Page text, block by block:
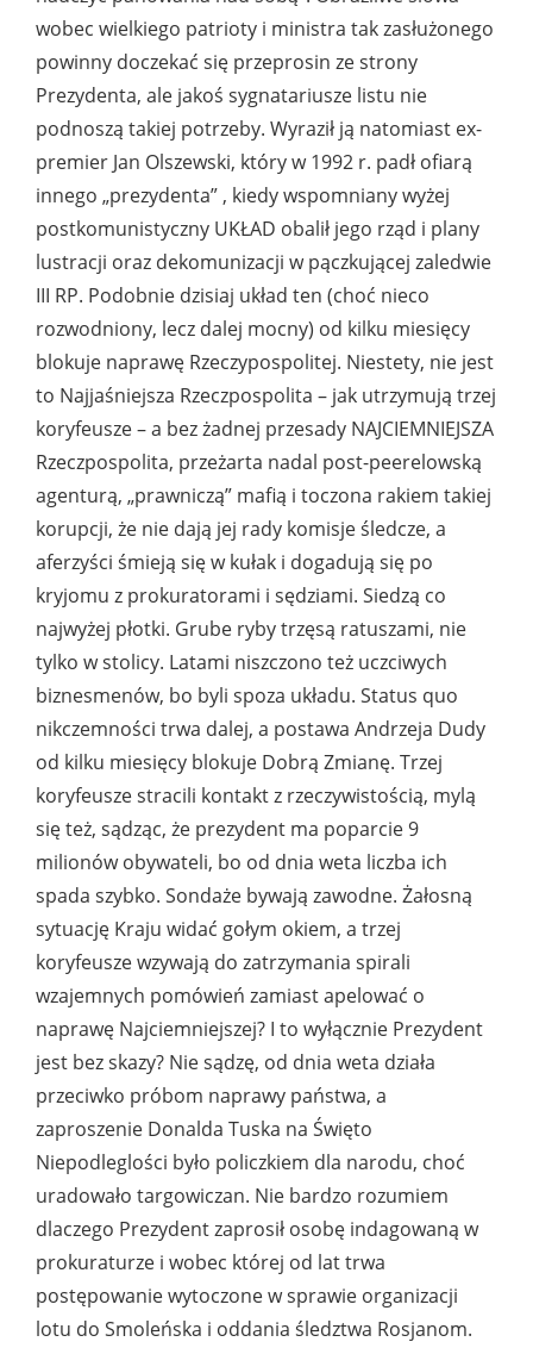
wobec wielkiego patrioty i ministra tak zasłużonego
powinny doczekać się przeprosin ze strony
Prezydenta, ale jakoś sygnatariusze listu nie
podnoszą takiej potrzeby. Wyraził ją natomiast ex-
premier Jan Olszewski, który w 1992 r. padł ofiarą
innego „prezydenta” , kiedy wspomniany wyżej
postkomunistyczny UKŁAD obalił jego rząd i plany
lustracji oraz dekomunizacji w pączkującej zaledwie
III RP. Podobnie dzisiaj układ ten (choć nieco
rozwodniony, lecz dalej mocny) od kilku miesięcy
blokuje naprawę Rzeczypospolitej. Niestety, nie jest
to Najjaśniejsza Rzeczpospolita – jak utrzymują trzej
koryfeusze – a bez żadnej przesady NAJCIEMNIEJSZA
Rzeczpospolita, przeżarta nadal post-peerelowską
agenturą, „prawniczą” mafią i toczona rakiem takiej
korupcji, że nie dają jej rady komisje śledcze, a
aferzyści śmieją się w kułak i dogadują się po
kryjomu z prokuratorami i sędziami. Siedzą co
najwyżej płotki. Grube ryby trzęsą ratuszami, nie
tylko w stolicy. Latami niszczono też uczciwych
biznesmenów, bo byli spoza układu. Status quo
nikczemności trwa dalej, a postawa Andrzeja Dudy
od kilku miesięcy blokuje Dobrą Zmianę. Trzej
koryfeusze stracili kontakt z rzeczywistością, mylą
się też, sądząc, że prezydent ma poparcie 9
milionów obywateli, bo od dnia weta liczba ich
spada szybko. Sondaże bywają zawodne. Żałosną
sytuację Kraju widać gołym okiem, a trzej
koryfeusze wzywają do zatrzymania spirali
wzajemnych pomówień zamiast apelować o
naprawę Najciemniejszej? I to wyłącznie Prezydent
jest bez skazy? Nie sądzę, od dnia weta działa
przeciwko próbom naprawy państwa, a
zaproszenie Donalda Tuska na Święto
Niepodleglości było policzkiem dla narodu, choć
uradowało targowiczan. Nie bardzo rozumiem
dlaczego Prezydent zaprosił osobę indagowaną w
prokuraturze i wobec której od lat trwa
postępowanie wytoczone w sprawie organizacji
lotu do Smoleńska i oddania śledztwa Rosjanom.